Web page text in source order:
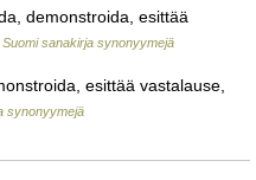
demonstroida, esittää
Suomi sanakirja synonyymejä
esittää vastalause,
synonyymejä